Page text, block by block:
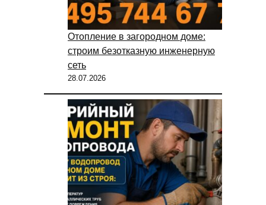
Отопление в загородном доме:
строим безотказную инженерную
сеть
28.07.2026